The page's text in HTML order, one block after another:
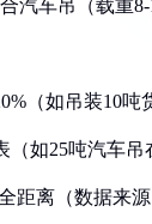
汽车吊（载重8-
（如吊装10吨
如25吨汽车吊
距离（数据来